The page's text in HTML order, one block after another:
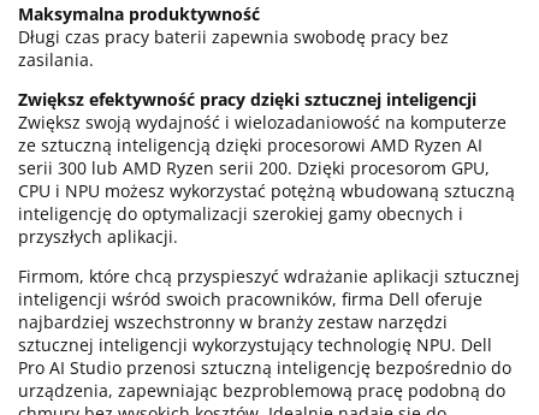
Maksymalna produktywność
Długi czas pracy baterii zapewnia swobodę pracy bez
zasilania.
Zwiększ efektywność pracy dzięki sztucznej inteligencji
Zwiększ swoją wydajność i wielozadaniowość na komputerze
ze sztuczną inteligencją dzięki procesorowi AMD Ryzen AI
serii 300 lub AMD Ryzen serii 200. Dzięki procesorom GPU,
CPU i NPU możesz wykorzystać potężną wbudowaną sztuczną
inteligencję do optymalizacji szerokiej gamy obecnych i
przyszłych aplikacji.
Firmom, które chcą przyspieszyć wdrażanie aplikacji sztucznej
inteligencji wśród swoich pracowników, firma Dell oferuje
najbardziej wszechstronny w branży zestaw narzędzi
sztucznej inteligencji wykorzystujący technologię NPU. Dell
Pro AI Studio przenosi sztuczną inteligencję bezpośrednio do
urządzenia, zapewniając bezproblemową pracę podobną do